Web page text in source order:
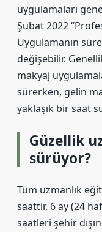
uygulamaları
Şubat 2022
Uygulamanın
değişebilir.
makyaj
sürerken, gelin
yaklaşık bir saat
Güzellik
sürüyor?
Tüm uzmanlık
saattir. 6 ay (24
saatleri şehir